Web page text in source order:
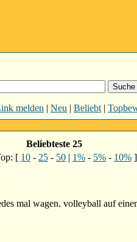
melden | Neu | Beliebt |
Beliebteste 25
[ 10 - 25 - 50 | 1% - 5% - 10% ]
mal wagen. volleyball auf